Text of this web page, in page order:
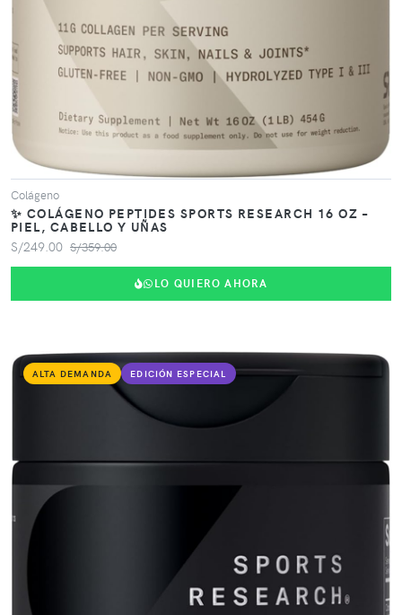
Colágeno
✨ COLÁGENO PEPTIDES SPORTS RESEARCH 16 OZ –
PIEL, CABELLO Y UÑAS
S/249.00 S/359.00
LO QUIERO AHORA
ALTA DEMANDA EDICIÓN ESPECIAL